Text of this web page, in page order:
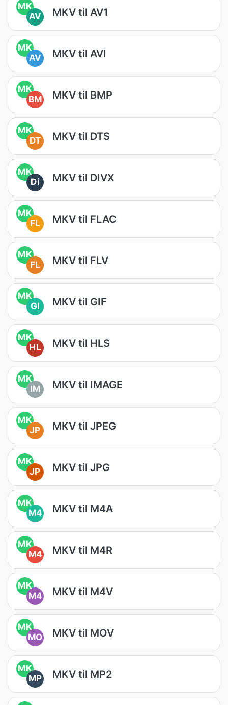
MK
AV
MKV til AV1
MK
AV
MKV til AVI
MK
BM
MKV til BMP
MK
DT
MKV til DTS
MK
Di
MKV til DIVX
MK
FL
MKV til FLAC
MK
FL
MKV til FLV
MK
GI
MKV til GIF
MK
HL
MKV til HLS
MK
IM
MKV til IMAGE
MK
JP
MKV til JPEG
MK
JP
MKV til JPG
MK
M4
MKV til M4A
MK
M4
MKV til M4R
MK
M4
MKV til M4V
MK
MO
MKV til MOV
MK
MP
MKV til MP2